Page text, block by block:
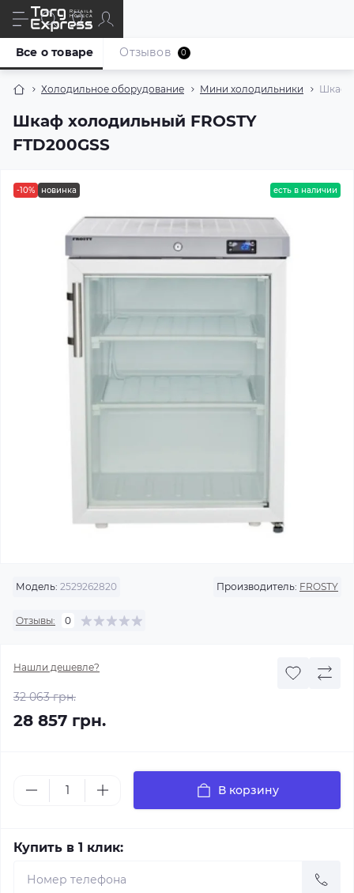
Холодильное оборудование Мини холодильники Шкаф
Шкаф холодильный FROSTY
FTD200GSS
Все о товаре Отзывов 0
-10% новинка есть в наличии
Модель: 2529262820 Производитель: FROSTY
Отзывы: 0
Нашли дешевле?
32 063 грн.
28 857 грн.
В корзину
Купить в 1 клик: